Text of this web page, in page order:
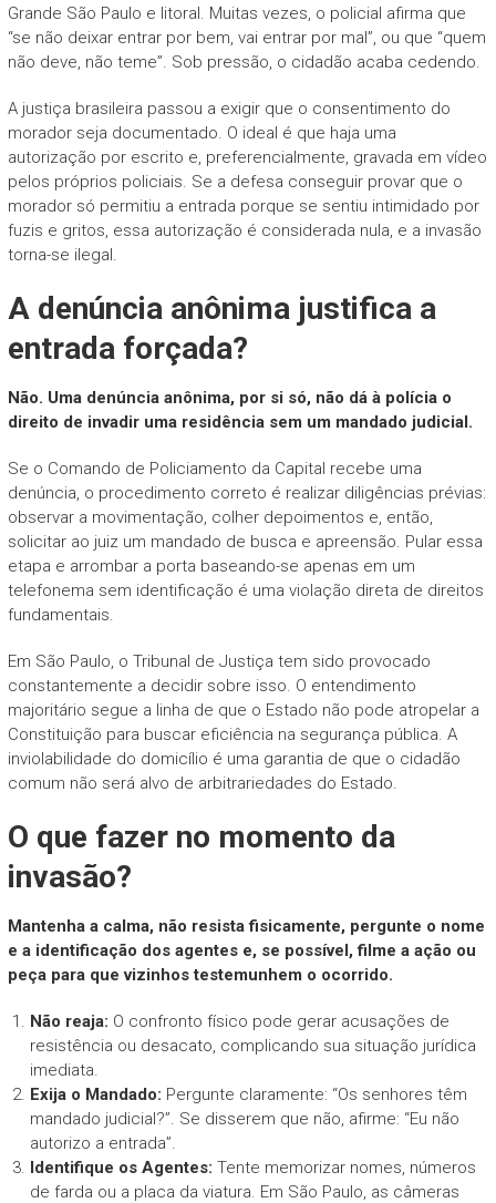
Grande São Paulo e litoral. Muitas vezes, o policial afirma que
“se não deixar entrar por bem, vai entrar por mal”, ou que “quem
não deve, não teme”. Sob pressão, o cidadão acaba cedendo.
A justiça brasileira passou a exigir que o consentimento do
morador seja documentado. O ideal é que haja uma
autorização por escrito e, preferencialmente, gravada em vídeo
pelos próprios policiais. Se a defesa conseguir provar que o
morador só permitiu a entrada porque se sentiu intimidado por
fuzis e gritos, essa autorização é considerada nula, e a invasão
torna-se ilegal.
A denúncia anônima justifica a
entrada forçada?
Não. Uma denúncia anônima, por si só, não dá à polícia o
direito de invadir uma residência sem um mandado judicial.
Se o Comando de Policiamento da Capital recebe uma
denúncia, o procedimento correto é realizar diligências prévias:
observar a movimentação, colher depoimentos e, então,
solicitar ao juiz um mandado de busca e apreensão. Pular essa
etapa e arrombar a porta baseando-se apenas em um
telefonema sem identificação é uma violação direta de direitos
fundamentais.
Em São Paulo, o Tribunal de Justiça tem sido provocado
constantemente a decidir sobre isso. O entendimento
majoritário segue a linha de que o Estado não pode atropelar a
Constituição para buscar eficiência na segurança pública. A
inviolabilidade do domicílio é uma garantia de que o cidadão
comum não será alvo de arbitrariedades do Estado.
O que fazer no momento da
invasão?
Mantenha a calma, não resista fisicamente, pergunte o nome
e a identificação dos agentes e, se possível, filme a ação ou
peça para que vizinhos testemunhem o ocorrido.
Não reaja: O confronto físico pode gerar acusações de
resistência ou desacato, complicando sua situação jurídica
imediata.
Exija o Mandado: Pergunte claramente: “Os senhores têm
mandado judicial?”. Se disserem que não, afirme: “Eu não
autorizo a entrada”.
Identifique os Agentes: Tente memorizar nomes, números
de farda ou a placa da viatura. Em São Paulo, as câmeras